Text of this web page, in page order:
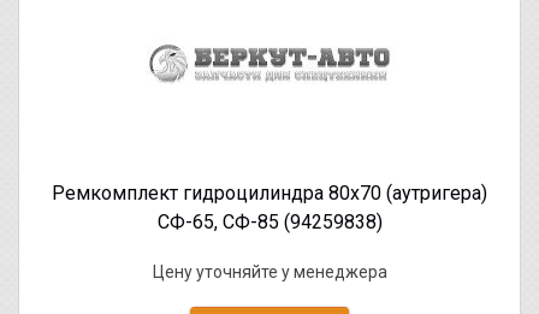
Ремкомплект гидроцилиндра 80х70 (аутригера)
СФ-65, СФ-85 (94259838)
Цену уточняйте у менеджера